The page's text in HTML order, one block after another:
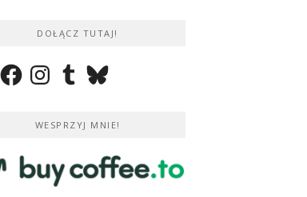
DOŁĄCZ TUTAJ!
FacebookInstagramTumblrBluesky
WESPRZYJ MNIE!